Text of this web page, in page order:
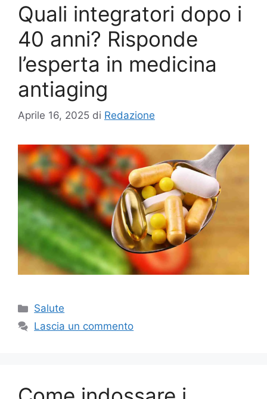
Quali integratori dopo i
40 anni? Risponde
l’esperta in medicina
antiaging
Aprile 16, 2025 di Redazione
Categorie
Salute
Lascia un commento